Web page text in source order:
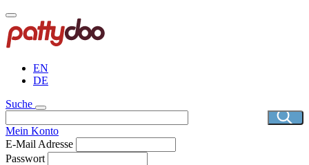
Direkt
zum
Inhalt
EN
DE
Suche
Mein Konto
E-Mail Adresse
Passwort